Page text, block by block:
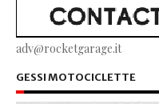
adv@rocketgarage.it
GESSI MOTOCICLETTE